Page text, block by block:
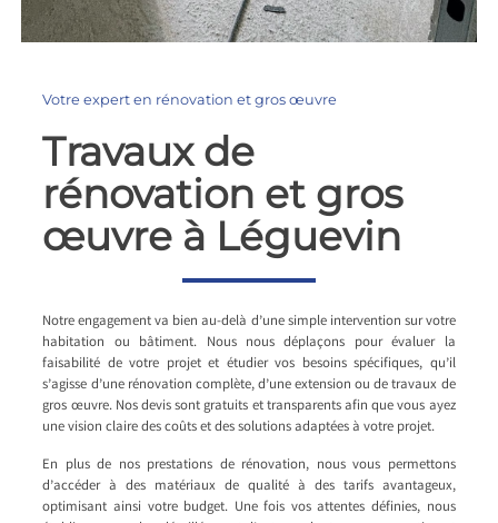
Votre expert en rénovation et gros œuvre
Travaux de
rénovation et gros
œuvre à Léguevin
Notre engagement va bien au-delà d’une simple intervention sur votre
habitation ou bâtiment. Nous nous déplaçons pour évaluer la
faisabilité de votre projet et étudier vos besoins spécifiques, qu’il
s’agisse d’une rénovation complète, d’une extension ou de travaux de
gros œuvre. Nos devis sont gratuits et transparents afin que vous ayez
une vision claire des coûts et des solutions adaptées à votre projet.
En plus de nos prestations de rénovation, nous vous permettons
d’accéder à des matériaux de qualité à des tarifs avantageux,
optimisant ainsi votre budget. Une fois vos attentes définies, nous